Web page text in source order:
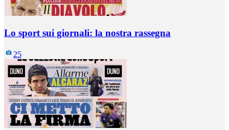
Lo sport sui giornali: la nostra rassegna
25